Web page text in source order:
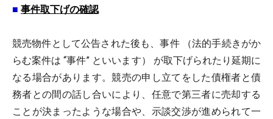
■ 事件取下げの確認
競売物件として公告された後も、事件 （法的手続きがか
らむ案件は “事件” といいます） が取下げられたり延期に
なる場合があります。競売の申し立てをした債権者と債
務者との間の話し合いにより、任意で第三者に売却する
ことが決まったような場合や、示談交渉が進められて一